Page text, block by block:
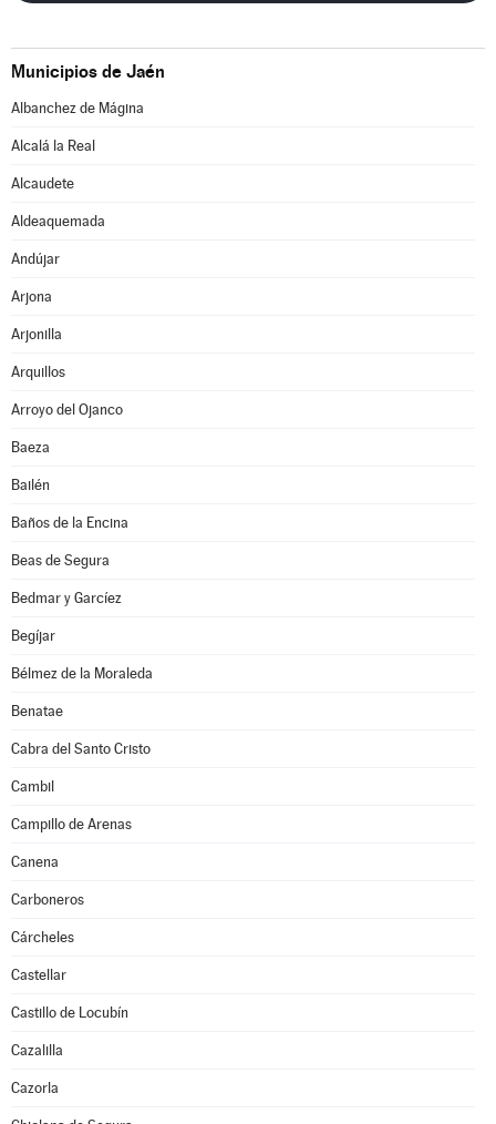
Municipios de Jaén
Albanchez de Mágina
Alcalá la Real
Alcaudete
Aldeaquemada
Andújar
Arjona
Arjonilla
Arquillos
Arroyo del Ojanco
Baeza
Bailén
Baños de la Encina
Beas de Segura
Bedmar y Garcíez
Begíjar
Bélmez de la Moraleda
Benatae
Cabra del Santo Cristo
Cambil
Campillo de Arenas
Canena
Carboneros
Cárcheles
Castellar
Castillo de Locubín
Cazalilla
Cazorla